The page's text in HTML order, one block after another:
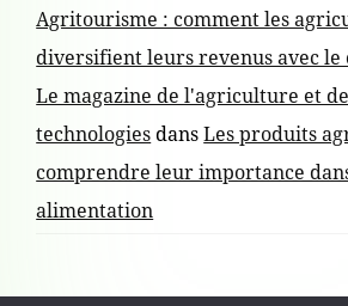
Agritourisme : comment les
diversifient leurs revenus avec le
Le magazine de l'agriculture et
technologiesdansLes produits
comprendre leur importance
alimentation